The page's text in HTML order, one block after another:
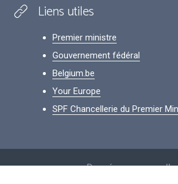
Liens utiles
Premier ministre
Gouvernement fédéral
Belgium.be
Your Europe
SPF Chancellerie du Premier
Données